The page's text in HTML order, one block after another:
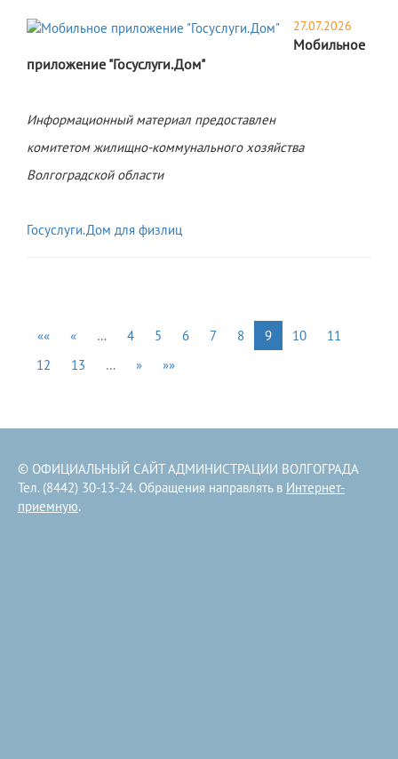
27.07.2026
Мобильное
приложение "Госуслуги.Дом"
Информационный материал предоставлен
комитетом жилищно-коммунального хозяйства
Волгоградской области
Госуслуги.Дом для физлиц
«« « … 4 5 6 7 8 9 10
11
12
13 … » »»
© ОФИЦИАЛЬНЫЙ САЙТ АДМИНИСТРАЦИИ ВОЛГОГРАДА
Тел. (8442) 30-13-24. Обращения направлять в Интернет-
приемную.